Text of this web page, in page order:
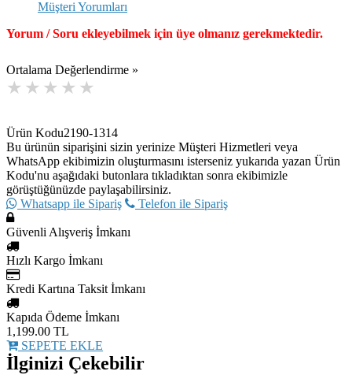
Müşteri Yorumları
Yorum / Soru ekleyebilmek için üye olmanız gerekmektedir.
Ortalama Değerlendirme »
Ürün Kodu2190-1314
Bu ürünün siparişini sizin yerinize Müşteri Hizmetleri veya
WhatsApp ekibimizin oluşturmasını isterseniz yukarıda yazan Ürün
Kodu'nu aşağıdaki butonlara tıkladıktan sonra ekibimizle
görüştüğünüzde paylaşabilirsiniz.
Whatsapp ile Sipariş
Telefon ile Sipariş
Güvenli Alışveriş İmkanı
Hızlı Kargo İmkanı
Kredi Kartına Taksit İmkanı
Kapıda Ödeme İmkanı
1,199.00 TL
SEPETE EKLE
İlginizi Çekebilir